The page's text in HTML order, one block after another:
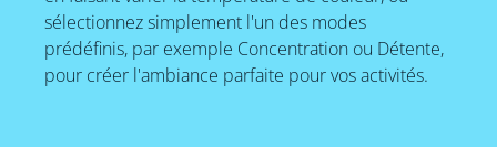
sélectionnez simplement l'un des modes
prédéfinis, par exemple Concentration ou Détente,
pour créer l'ambiance parfaite pour vos activités.